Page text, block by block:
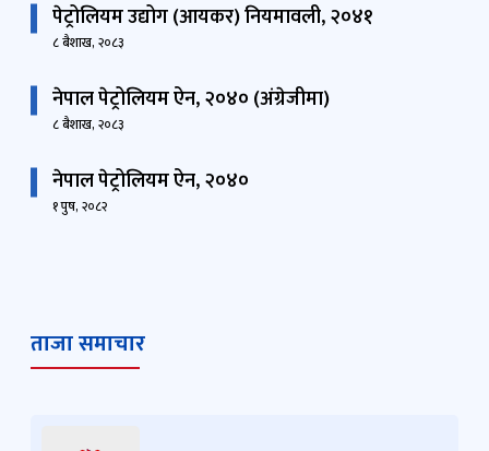
पेट्रोलियम उद्योग (आयकर) नियमावली, २०४१
८ बैशाख, २०८३
नेपाल पेट्रोलियम ऐन, २०४० (अंग्रेजीमा)
८ बैशाख, २०८३
नेपाल पेट्रोलियम ऐन, २०४०
१ पुष, २०८२
ताजा समाचार